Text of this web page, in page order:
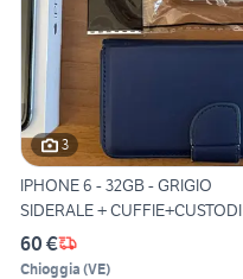
3
IPHONE 6 - 32GB - GRIGIO
SIDERALE + CUFFIE+CUSTODI
60 €
Chioggia (VE)